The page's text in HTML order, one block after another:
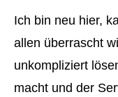
Ich bin neu hier,
allen überrascht
unkompliziert
macht und der